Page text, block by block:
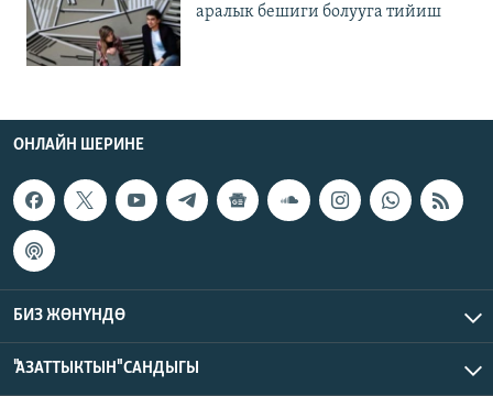
аралык бешиги болууга тийиш
ОНЛАЙН ШЕРИНЕ
БИЗ ЖӨНҮНДӨ
"АЗАТТЫКТЫН" САНДЫГЫ